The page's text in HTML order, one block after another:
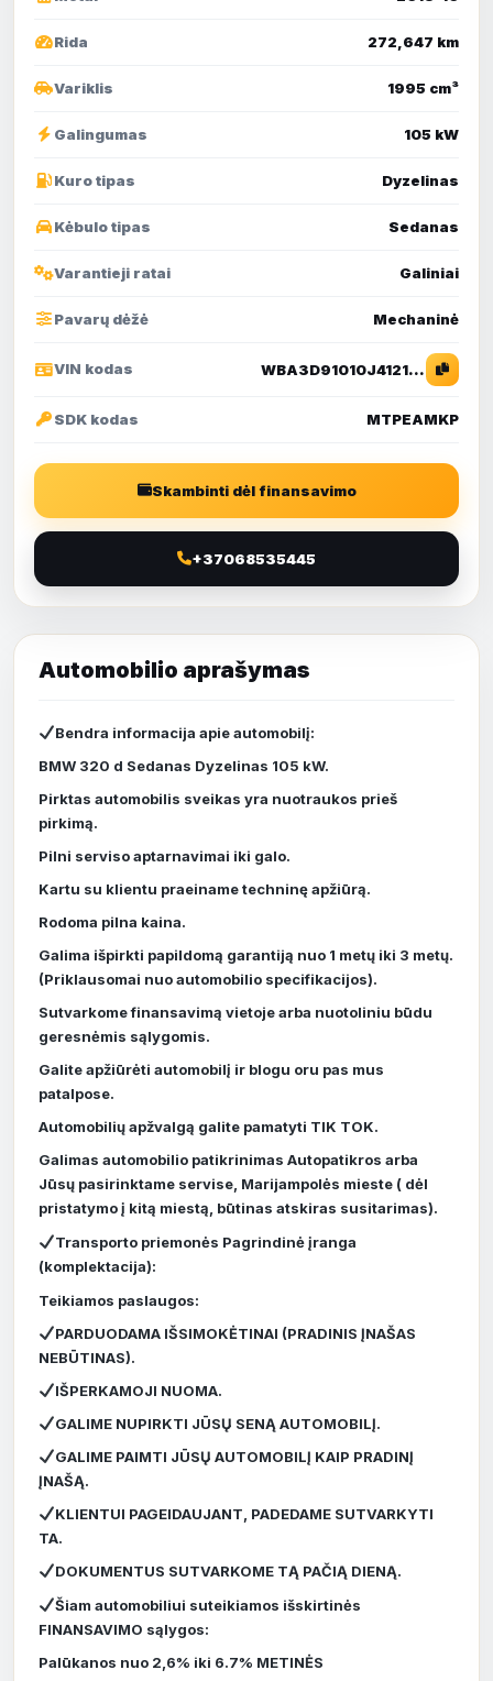
Rida 272,647 km
Variklis 1995 cm³
Galingumas 105 kW
Kuro tipas Dyzelinas
Kėbulo tipas Sedanas
Varantieji ratai Galiniai
Pavarų dėžė Mechaninė
VIN kodas WBA3D91010J412178
SDK kodas MTPEAMKP
Skambinti dėl finansavimo
+37068535445
Bendra informacija apie automobilį:
BMW 320 d Sedanas Dyzelinas 105 kW.
Pirktas automobilis sveikas yra nuotraukos prieš
pirkimą.
Pilni serviso aptarnavimai iki galo.
Kartu su klientu praeiname techninę apžiūrą.
Rodoma pilna kaina.
Galima išpirkti papildomą garantiją nuo 1 metų iki 3 metų.
(Priklausomai nuo automobilio specifikacijos).
Sutvarkome finansavimą vietoje arba nuotoliniu būdu
geresnėmis sąlygomis.
Galite apžiūrėti automobilį ir blogu oru pas mus
patalpose.
Automobilių apžvalgą galite pamatyti TIK TOK.
Galimas automobilio patikrinimas Autopatikros arba
Jūsų pasirinktame servise, Marijampolės mieste ( dėl
pristatymo į kitą miestą, būtinas atskiras susitarimas).
Transporto priemonės Pagrindinė įranga
(komplektacija):
Teikiamos paslaugos:
PARDUODAMA IŠSIMOKĖTINAI (PRADINIS ĮNAŠAS
NEBŪTINAS).
IŠPERKAMOJI NUOMA.
GALIME NUPIRKTI JŪSŲ SENĄ AUTOMOBILĮ.
GALIME PAIMTI JŪSŲ AUTOMOBILĮ KAIP PRADINĮ
ĮNAŠĄ.
KLIENTUI PAGEIDAUJANT, PADEDAME SUTVARKYTI
TA.
DOKUMENTUS SUTVARKOME TĄ PAČIĄ DIENĄ.
Šiam automobiliui suteikiamos išskirtinės
FINANSAVIMO sąlygos:
Palūkanos nuo 2,6% iki 6.7% METINĖS